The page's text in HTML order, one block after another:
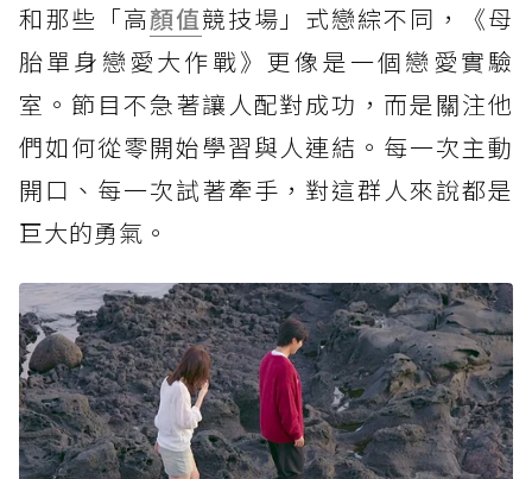
和那些「高顏值競技場」式戀綜不同，《母
胎單身戀愛大作戰》更像是一個戀愛實驗
室。節目不急著讓人配對成功，而是關注他
們如何從零開始學習與人連結。每一次主動
開口、每一次試著牽手，對這群人來說都是
巨大的勇氣。